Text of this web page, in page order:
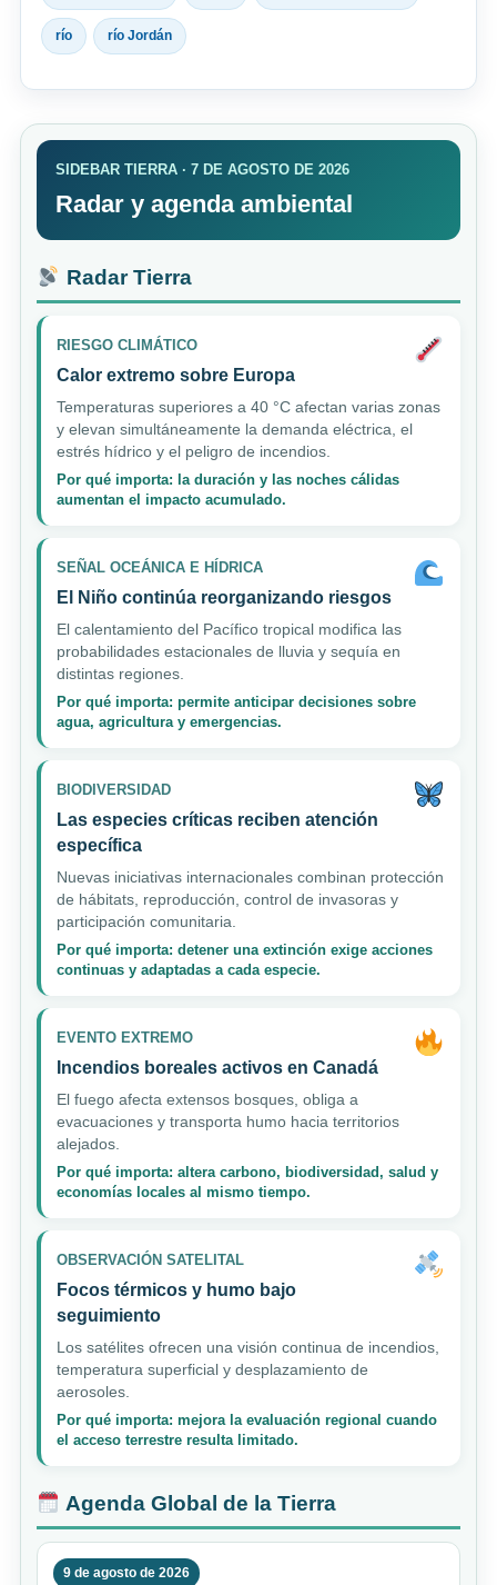
río río Jordán
SIDEBAR TIERRA · 7 DE AGOSTO DE 2026
Radar y agenda ambiental
Radar Tierra
RIESGO CLIMÁTICO
Calor extremo sobre Europa
Temperaturas superiores a 40 °C afectan varias zonas
y elevan simultáneamente la demanda eléctrica, el
estrés hídrico y el peligro de incendios.
Por qué importa: la duración y las noches cálidas
aumentan el impacto acumulado.
SEÑAL OCEÁNICA E HÍDRICA
El Niño continúa reorganizando riesgos
El calentamiento del Pacífico tropical modifica las
probabilidades estacionales de lluvia y sequía en
distintas regiones.
Por qué importa: permite anticipar decisiones sobre
agua, agricultura y emergencias.
BIODIVERSIDAD
Las especies críticas reciben atención
específica
Nuevas iniciativas internacionales combinan protección
de hábitats, reproducción, control de invasoras y
participación comunitaria.
Por qué importa: detener una extinción exige acciones
continuas y adaptadas a cada especie.
EVENTO EXTREMO
Incendios boreales activos en Canadá
El fuego afecta extensos bosques, obliga a
evacuaciones y transporta humo hacia territorios
alejados.
Por qué importa: altera carbono, biodiversidad, salud y
economías locales al mismo tiempo.
OBSERVACIÓN SATELITAL
Focos térmicos y humo bajo
seguimiento
Los satélites ofrecen una visión continua de incendios,
temperatura superficial y desplazamiento de
aerosoles.
Por qué importa: mejora la evaluación regional cuando
el acceso terrestre resulta limitado.
Agenda Global de la Tierra
9 de agosto de 2026